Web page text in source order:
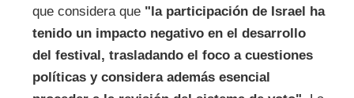
que considera que "la participación de Israel ha
tenido un impacto negativo en el desarrollo
del festival, trasladando el foco a cuestiones
políticas y considera además esencial